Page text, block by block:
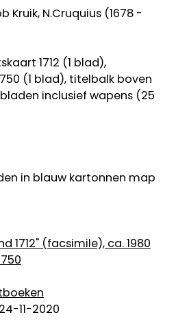
Kruik, N.Cruquius (1678 -
1712 (1 blad),
(1 blad), titelbalk boven
inclusief wapens (25
in blauw kartonnen map
1712" (facsimile), ca. 1980
11-2020